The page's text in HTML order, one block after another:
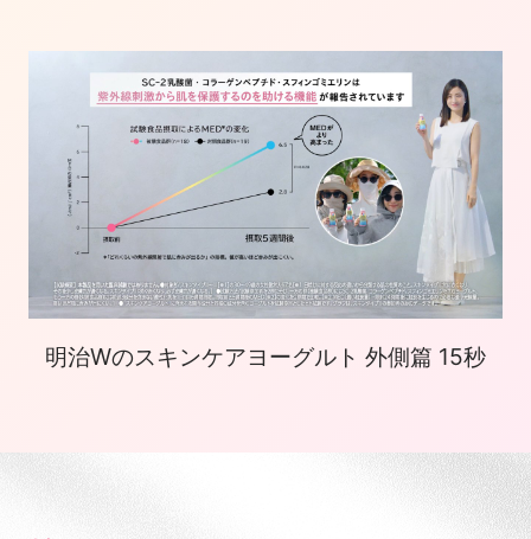
明治Wのスキンケアヨーグルト 外側篇 15秒